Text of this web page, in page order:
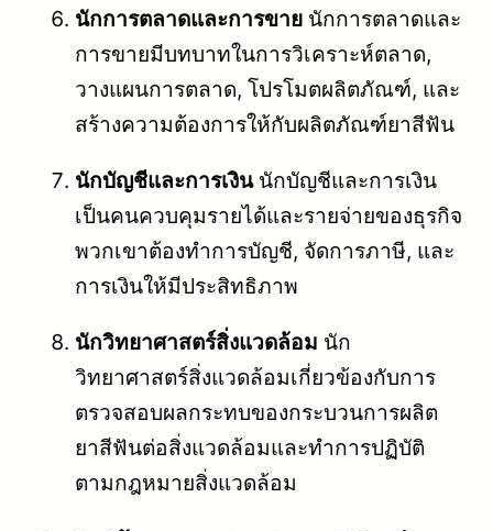
นักการตลาดและการขาย นักการตลาดและ
การขายมีบทบาทในการวิเคราะห์ตลาด,
วางแผนการตลาด, โปรโมตผลิตภัณฑ์, และ
สร้างความต้องการให้กับผลิตภัณฑ์ยาสีฟัน
นักบัญชีและการเงินนักบัญชีและการเงิน
เป็นคนควบคุมรายได้และรายจ่ายของธุรกิจ
พวกเขาต้องทำการบัญชี, จัดการภาษี, และ
การเงินให้มีประสิทธิภาพ
นักวิทยาศาสตร์สิ่งแวดล้อม นัก
วิทยาศาสตร์สิ่งแวดล้อมเกี่ยวข้องกับการ
ตรวจสอบผลกระทบของกระบวนการผลิต
ยาสีฟันต่อสิ่งแวดล้อมและทำการปฏิบัติ
ตามกฎหมายสิ่งแวดล้อม